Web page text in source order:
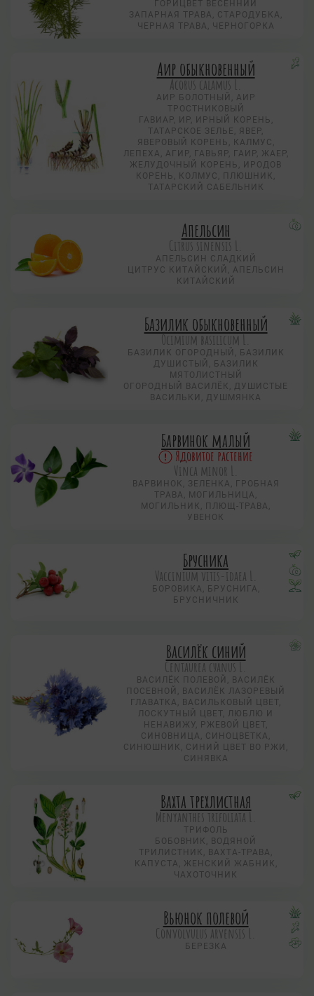
ГОРИЦВЕТ ВЕСЕННИЙ
ЗАПАРНАЯ ТРАВА, СТАРОДУБКА,
ЧЕРНАЯ ТРАВА, ЧЕРНОГОРКА
Аир обыкновенный
Acorus calamus L.
АИР БОЛОТНЫЙ, АИР
ТРОСТНИКОВЫЙ
ГАВИАР, ИР, ИРНЫЙ КОРЕНЬ,
ТАТАРСКОЕ ЗЕЛЬЕ, ЯВЕР,
ЯВЕРОВЫЙ КОРЕНЬ, КАЛМУС,
ЛЕПЕХА, АГИР, ГАВЬЯР, ГАИР, ЖАЕР,
ЖЕЛУДОЧНЫЙ КОРЕНЬ, ИРОДОВ
КОРЕНЬ, КОЛМУС, ПЛЮШНИК,
ТАТАРСКИЙ САБЕЛЬНИК
Апельсин
Citrus sinensis L.
АПЕЛЬСИН СЛАДКИЙ
ЦИТРУС КИТАЙСКИЙ, АПЕЛЬСИН
КИТАЙСКИЙ
Базилик обыкновенный
Ocimium basilicum L.
БАЗИЛИК ОГОРОДНЫЙ, БАЗИЛИК
ДУШИСТЫЙ, БАЗИЛИК
МЯТОЛИСТНЫЙ
ОГОРОДНЫЙ ВАСИЛЁК, ДУШИСТЫЕ
ВАСИЛЬКИ, ДУШМЯНКА
Барвинок малый
Ядовитое растение
Vinca minor L.
ВАРВИНОК, ЗЕЛЕНКА, ГРОБНАЯ
ТРАВА, МОГИЛЬНИЦА,
МОГИЛЬНИК, ПЛЮЩ-ТРАВА,
УВЕНОК
Брусника
Vaccinium vitis-idaea L.
БОРОВИКА, БРУСНИГА,
БРУСНИЧНИК
Василёк синий
Centaurea суanus L.
ВАСИЛЁК ПОЛЕВОЙ, ВАСИЛЁК
ПОСЕВНОЙ, ВАСИЛЁК ЛАЗОРЕВЫЙ
ГЛАВАТКА, ВАСИЛЬКОВЫЙ ЦВЕТ,
ЛОСКУТНЫЙ ЦВЕТ, ЛЮБЛЮ И
НЕНАВИЖУ, РЖЕВОЙ ЦВЕТ,
СИНОВНИЦА, СИНОЦВЕТКА,
СИНЮШНИК, СИНИЙ ЦВЕТ ВО РЖИ,
СИНЯВКА
Вахта трехлистная
Menyanthes trifoliata L.
ТРИФОЛЬ
БОБОВНИК, ВОДЯНОЙ
ТРИЛИСТНИК, ВАХТА-ТРАВА,
КАПУСТА, ЖЕНСКИЙ ЖАБНИК,
ЧАХОТОЧНИК
Вьюнок полевой
Convolvulus arvensis L.
БЕРЕЗКА